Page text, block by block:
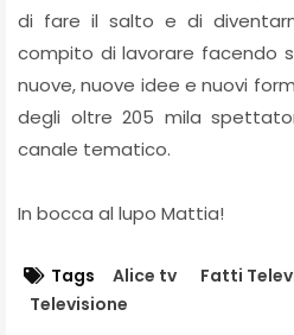
di fare il salto e di
compito di lavorare facendo
nuove, nuove idee e nuovi
degli oltre 205 mila
canale tematico.
In bocca al lupo Mattia!
Tags Alice tv Fatti
Televisione